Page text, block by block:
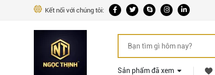
Kết nối với chúng tôi:
Sản phẩm đã xem